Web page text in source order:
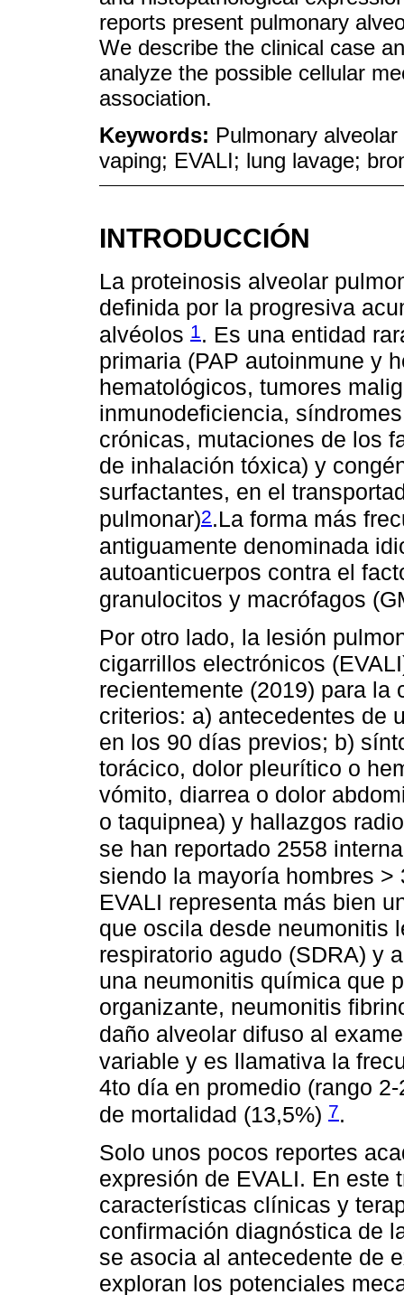
reports present pulmonary
We describe the clinical case
analyze the possible cellular
association.
Keywords: Pulmonary
vaping; EVALI; lung lavage;
INTRODUCCIÓN
La proteinosis alveolar
definida por la progresiva
alvéolos 1. Es una entidad
primaria (PAP autoinmune y
hematológicos, tumores
inmunodeficiencia,
crónicas, mutaciones de los
de inhalación tóxica) y
surfactantes, en el
pulmonar)2.La forma más
antiguamente denominada
autoanticuerpos contra el
granulocitos y macrófagos
Por otro lado, la lesión
cigarrillos electrónicos
recientemente (2019) para la
criterios: a) antecedentes de
en los 90 días previos; b)
torácico, dolor pleurítico o
vómito, diarrea o dolor
o taquipnea) y hallazgos
se han reportado 2558
siendo la mayoría hombres
EVALI representa más bien
que oscila desde neumonitis
respiratorio agudo (SDRA) y
una neumonitis química que
organizante, neumonitis
daño alveolar difuso al
variable y es llamativa la
4to día en promedio (rango
de mortalidad (13,5%) 7.
Solo unos pocos reportes
expresión de EVALI. En este
características clínicas y
confirmación diagnóstica de
se asocia al antecedente de
exploran los potenciales